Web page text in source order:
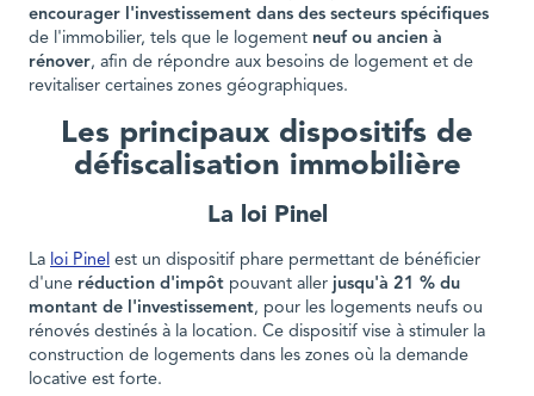
encourager l'investissement dans des secteurs spécifiques
de l'immobilier, tels que le logement neuf ou ancien à
rénover, afin de répondre aux besoins de logement et de
revitaliser certaines zones géographiques.
Les principaux dispositifs de
défiscalisation immobilière
La loi Pinel
La loi Pinel est un dispositif phare permettant de bénéficier
d'une réduction d'impôt pouvant aller jusqu'à 21 % du
montant de l'investissement, pour les logements neufs ou
rénovés destinés à la location. Ce dispositif vise à stimuler la
construction de logements dans les zones où la demande
locative est forte.